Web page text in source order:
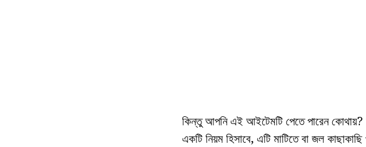
কিন্তু আপনি এই আইটেমটি পেতে পারেন
একটি নিয়ম হিসাবে, এটি মাটিতে বা জল